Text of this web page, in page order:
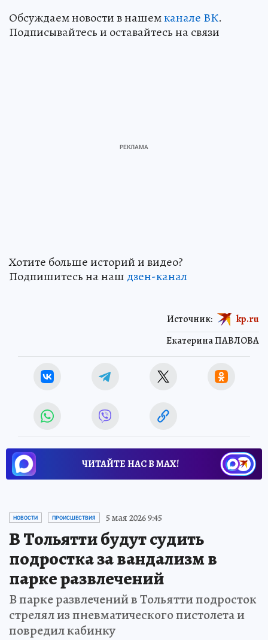
Обсуждаем новости в нашемканале ВК.
Подписывайтесь и оставайтесь на связи
Хотите больше историй и видео?
Подпишитесь на наш дзен-канал
Екатерина ПАВЛОВА
Источник: kp.ru
ЧИТАЙТЕ НАС В МАХ!
НОВОСТИ ПРОИСШЕСТВИЯ 5 мая 2026 9:45
В Тольятти будут судить
подростка за вандализм в
парке развлечений
В парке развлечений в Тольятти подросток
стрелял из пневматического пистолета и
повредил кабинку